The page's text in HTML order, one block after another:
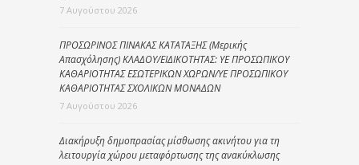
7 Αυγούστου 2026
ΠΡΟΣΩΡΙΝΟΣ ΠΙΝΑΚΑΣ ΚΑΤΑΤΑΞΗΣ (Μερικής
Απασχόλησης) ΚΛΑΔΟΥ/ΕΙΔΙΚΟΤΗΤΑΣ: ΥΕ ΠΡΟΣΩΠΙΚΟΥ
ΚΑΘΑΡΙΟΤΗΤΑΣ ΕΣΩΤΕΡΙΚΩΝ ΧΩΡΩΝ/ΥΕ ΠΡΟΣΩΠΙΚΟΥ
ΚΑΘΑΡΙΟΤΗΤΑΣ ΣΧΟΛΙΚΩΝ ΜΟΝΑΔΩΝ
7 Αυγούστου 2026
Διακήρυξη δημοπρασίας μίσθωσης ακινήτου για τη
λειτουργία χώρου μεταφόρτωσης της ανακύκλωσης